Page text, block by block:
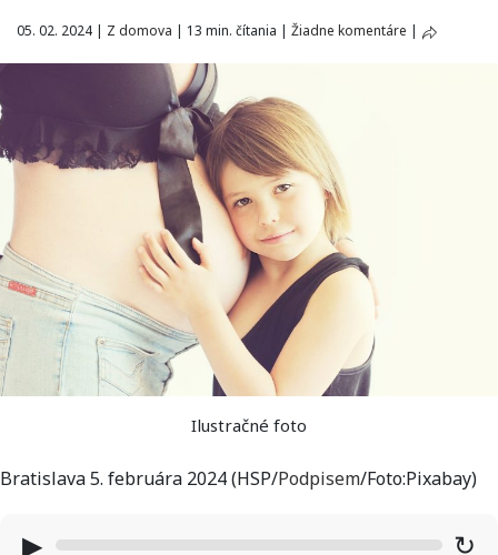
05. 02. 2024 | Z domova | 13 min. čítania | Žiadne komentáre |
Ilustračné foto
Bratislava 5. februára 2024 (HSP/Podpisem/Foto:Pixabay)
▶ ↻